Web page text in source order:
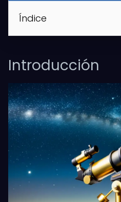
Índice
Introducción